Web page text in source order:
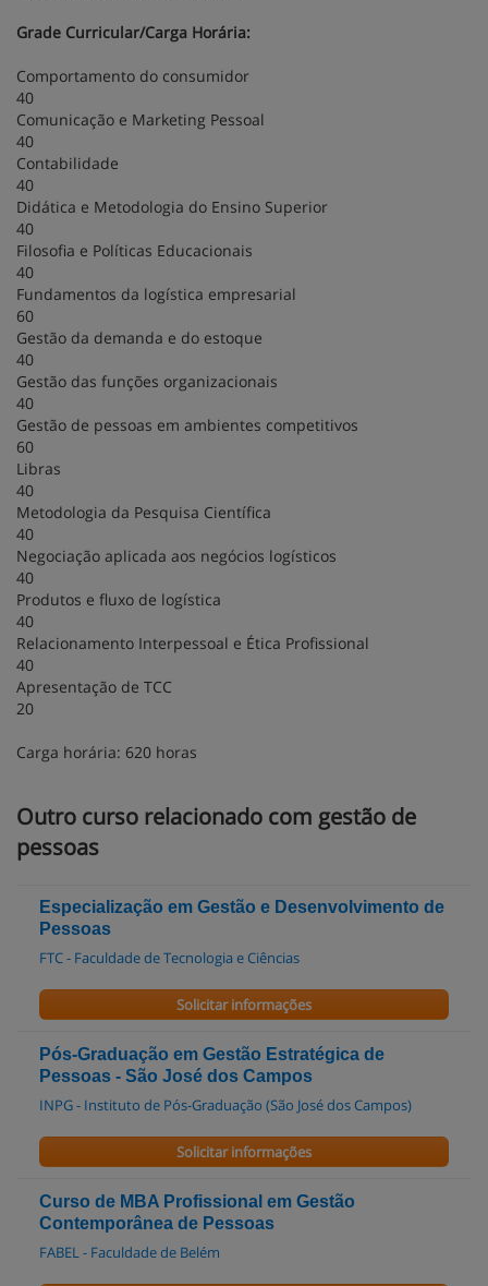
Grade Curricular/Carga Horária:
Comportamento do consumidor
40
Comunicação e Marketing Pessoal
40
Contabilidade
40
Didática e Metodologia do Ensino Superior
40
Filosofia e Políticas Educacionais
40
Fundamentos da logística empresarial
60
Gestão da demanda e do estoque
40
Gestão das funções organizacionais
40
Gestão de pessoas em ambientes competitivos
60
Libras
40
Metodologia da Pesquisa Científica
40
Negociação aplicada aos negócios logísticos
40
Produtos e fluxo de logística
40
Relacionamento Interpessoal e Ética Profissional
40
Apresentação de TCC
20
Carga horária: 620 horas
Outro curso relacionado com gestão de
pessoas
Especialização em Gestão e Desenvolvimento de
Pessoas
FTC - Faculdade de Tecnologia e Ciências
Solicitar informações
Pós-Graduação em Gestão Estratégica de
Pessoas - São José dos Campos
INPG - Instituto de Pós-Graduação (São José dos Campos)
Solicitar informações
Curso de MBA Profissional em Gestão
Contemporânea de Pessoas
FABEL - Faculdade de Belém